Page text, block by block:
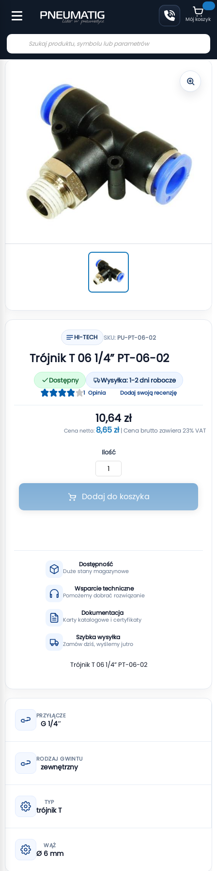
Mój koszyk
HI-TECH SKU: PU-PT-06-02
Trójnik T 06 1/4” PT-06-02
Dostępny
Wysyłka: 1-2 dni robocze
Ocena:
1 Opinia Dodaj swoją recenzję
10,64 zł
8,65 zł
Ilość
Dodaj do koszyka
Dostępność
Duże stany magazynowe
Wsparcie techniczne
Pomożemy dobrać rozwiązanie
Dokumentacja
Karty katalogowe i certyfikaty
Szybka wysyłka
Zamów dziś, wyślemy jutro
Trójnik T 06 1/4” PT-06-02
PRZYŁĄCZE
G 1/4″
RODZAJ GWINTU
zewnętrzny
TYP
trójnik T
WĄŻ
Ø 6 mm